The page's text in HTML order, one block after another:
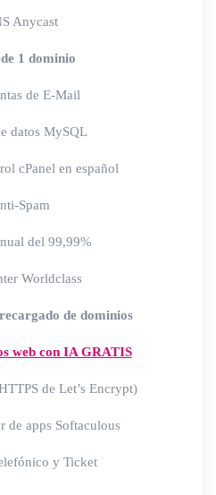
Anycast
1 dominio
de E-Mail
datos MySQL
cPanel en español
Spam
del 99,99%
Worldclass
de dominios
web con IA GRATIS
de Let’s Encrypt)
de apps Softaculous
y Ticket